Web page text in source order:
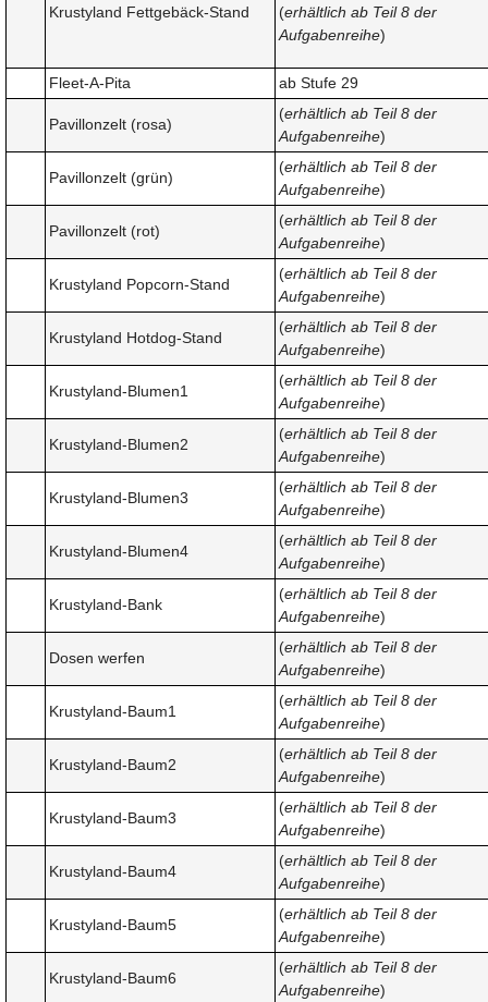
Krustyland Fettgebäck-Stand (erhältlich ab Teil 8 der
Aufgabenreihe)
Fleet-A-Pita ab Stufe 29
Pavillonzelt (rosa)
(erhältlich ab Teil 8 der
Aufgabenreihe)
Pavillonzelt (grün)
(erhältlich ab Teil 8 der
Aufgabenreihe)
Pavillonzelt (rot)
(erhältlich ab Teil 8 der
Aufgabenreihe)
Krustyland Popcorn-Stand
(erhältlich ab Teil 8 der
Aufgabenreihe)
Krustyland Hotdog-Stand
(erhältlich ab Teil 8 der
Aufgabenreihe)
Krustyland-Blumen1
(erhältlich ab Teil 8 der
Aufgabenreihe)
Krustyland-Blumen2
(erhältlich ab Teil 8 der
Aufgabenreihe)
Krustyland-Blumen3
(erhältlich ab Teil 8 der
Aufgabenreihe)
Krustyland-Blumen4
(erhältlich ab Teil 8 der
Aufgabenreihe)
Krustyland-Bank
(erhältlich ab Teil 8 der
Aufgabenreihe)
Dosen werfen
(erhältlich ab Teil 8 der
Aufgabenreihe)
Krustyland-Baum1
(erhältlich ab Teil 8 der
Aufgabenreihe)
Krustyland-Baum2
(erhältlich ab Teil 8 der
Aufgabenreihe)
Krustyland-Baum3
(erhältlich ab Teil 8 der
Aufgabenreihe)
Krustyland-Baum4
(erhältlich ab Teil 8 der
Aufgabenreihe)
Krustyland-Baum5
(erhältlich ab Teil 8 der
Aufgabenreihe)
Krustyland-Baum6
(erhältlich ab Teil 8 der
Aufgabenreihe)